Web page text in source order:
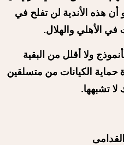
أن هذه الأندية لن تفلح في
في الأهلي والهلال.
ولا أقلل من البقية
حماية الكيانات من متسلقين
تشبهها.